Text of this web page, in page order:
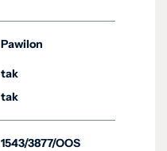
Pawilon
tak
tak
1543/3877/OOS